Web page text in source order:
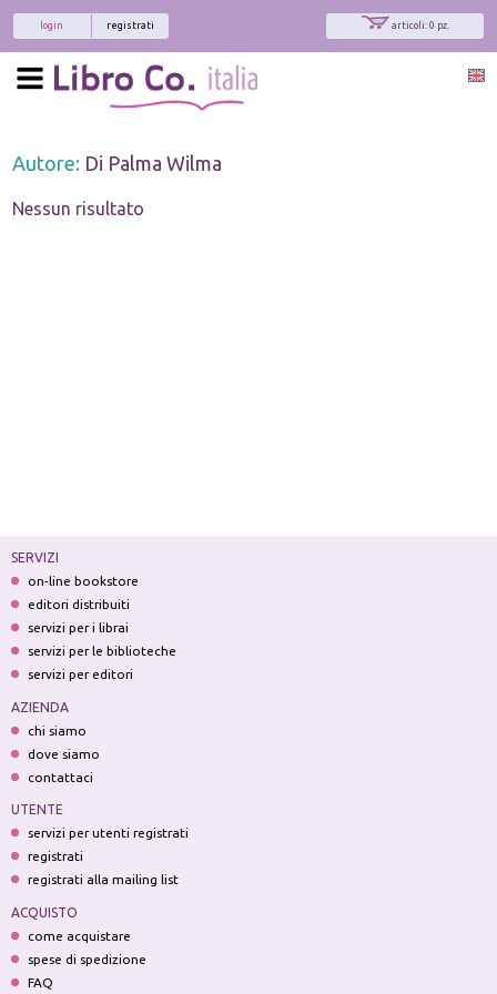
articoli: 0 pz.
registrati
login
Autore: Di Palma Wilma
Nessun risultato
SERVIZI
on-line bookstore
editori distribuiti
servizi per i librai
servizi per le biblioteche
servizi per editori
AZIENDA
chi siamo
dove siamo
contattaci
UTENTE
servizi per utenti registrati
registrati
registrati alla mailing list
ACQUISTO
come acquistare
spese di spedizione
FAQ